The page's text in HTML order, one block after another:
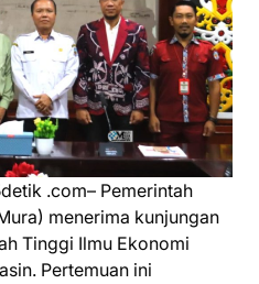
.com– Pemerintah
menerima kunjungan
Tinggi Ilmu Ekonomi
Pertemuan ini